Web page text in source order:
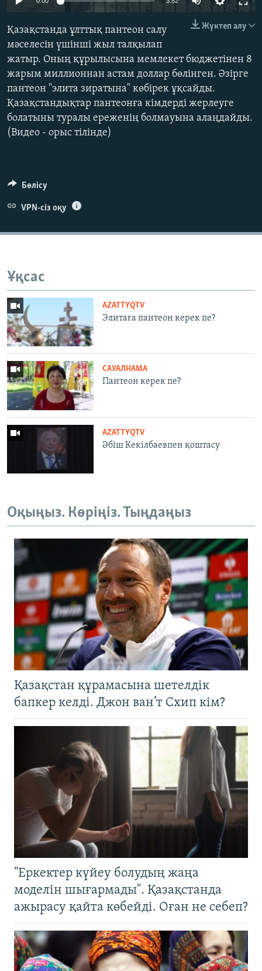
Басқа тілдерде
Жүктеп алу
Қазақстанда ұлттық пантеон салу
мәселесін үшінші жыл талқылап
жатыр. Оның құрылысына мемлекет бюджетінен 8
жарым миллионнан астам доллар бөлінген. Әзірге
пантеон "элита зиратына" көбірек ұқсайды.
Қазақстандықтар пантеонға кімдерді жерлеуге
болатыны туралы ереженің болмауына алаңдайды.
(Видео - орыс тілінде)
Бөлісу
VPN-сіз оқу
Ұқсас
AZATTYQTV
Элитаға пантеон керек пе?
САУАЛНАМА
Пантеон керек пе?
AZATTYQTV
Әбіш Кекілбаевпен қоштасу
Оқыңыз. Көріңіз. Тыңдаңыз
Қазақстан құрамасына шетелдік
бапкер келді. Джон ван’т Схип кім?
"Еркектер күйеу болудың жаңа
моделін шығармады". Қазақстанда
ажырасу қайта көбейді. Оған не себеп?